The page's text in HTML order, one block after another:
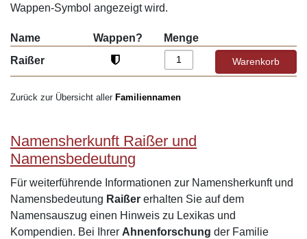
Wappen-Symbol angezeigt wird.
Name Wappen?
Menge
Raißer
Zurück zur Übersicht aller Familiennamen
Namensherkunft Raißer und
Namensbedeutung
Für weiterführende Informationen zur Namensherkunft und
Namensbedeutung Raißer erhalten Sie auf dem
Namensauszug einen Hinweis zu Lexikas und
Kompendien. Bei Ihrer Ahnenforschung der Familie